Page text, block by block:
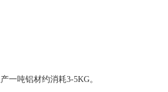
一吨铝材约消耗3-5KG。